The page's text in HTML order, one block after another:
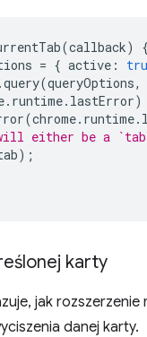
(callback)
{
= { active :
.query(queryOptions,
. runtime. lastError)
(chrome. runtime.
either be a
);
karty
jak rozszerzenie
danej karty.